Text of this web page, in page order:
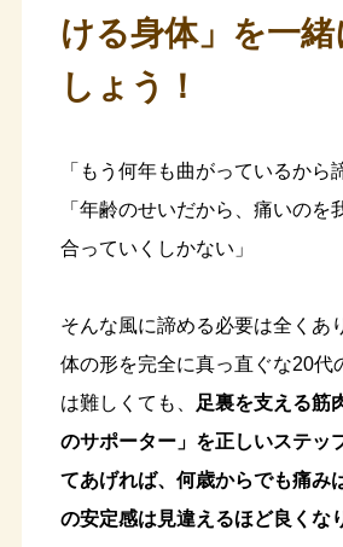
ける身体」を一緒
しょう！
「もう何年も曲がっているから
「年齢のせいだから、痛いのを
合っていくしかない」
そんな風に諦める必要は全くあ
体の形を完全に真っ直ぐな20代
は難しくても、
足裏を支える筋
のサポーター」を正しいステッ
てあげれば、何歳からでも痛み
の安定感は見違えるほど良くな